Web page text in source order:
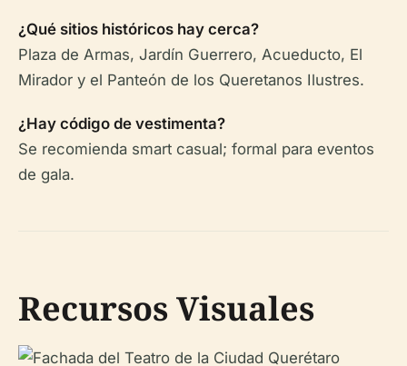
¿Qué sitios históricos hay cerca?
Plaza de Armas, Jardín Guerrero, Acueducto, El
Mirador y el Panteón de los Queretanos Ilustres.
¿Hay código de vestimenta?
Se recomienda smart casual; formal para eventos
de gala.
Recursos Visuales